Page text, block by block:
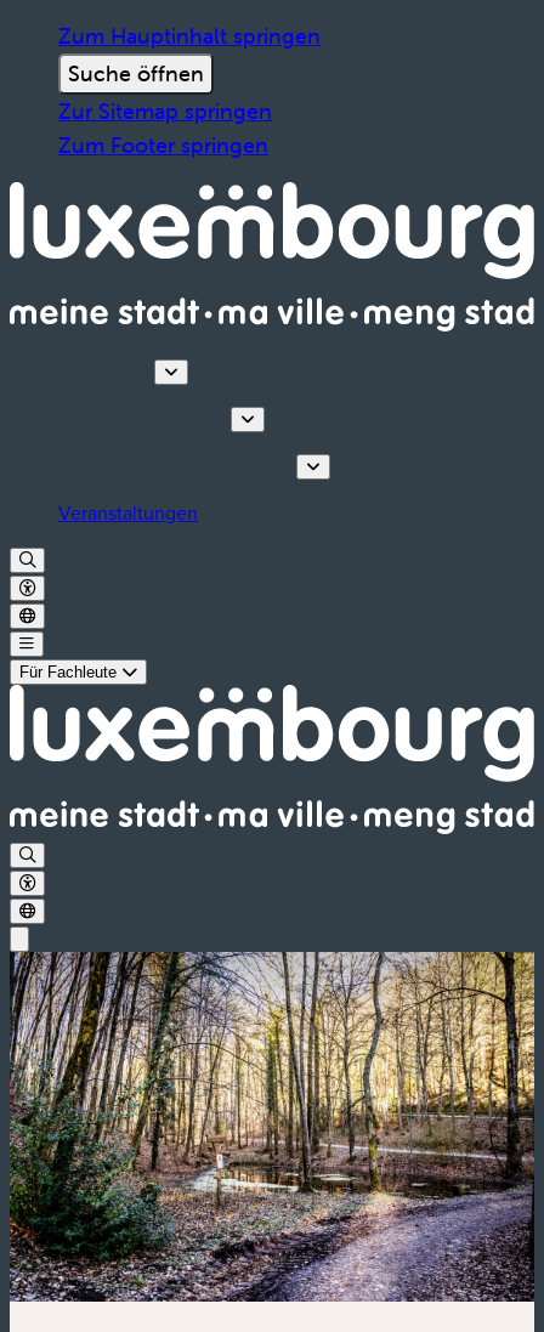
Zum Hauptinhalt springen
Suche öffnen
Zur Sitemap springen
Zum Footer springen
Veranstaltungen
Für Fachleute